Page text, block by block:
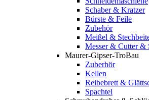
Schaber & Kratzer
Bürste & Feile
Zubehör
Meißel &
Messer & Cutter &
Maurer-Gipser-TroBau
Zuberhör
Kellen
Reibebrett &
Spachtel